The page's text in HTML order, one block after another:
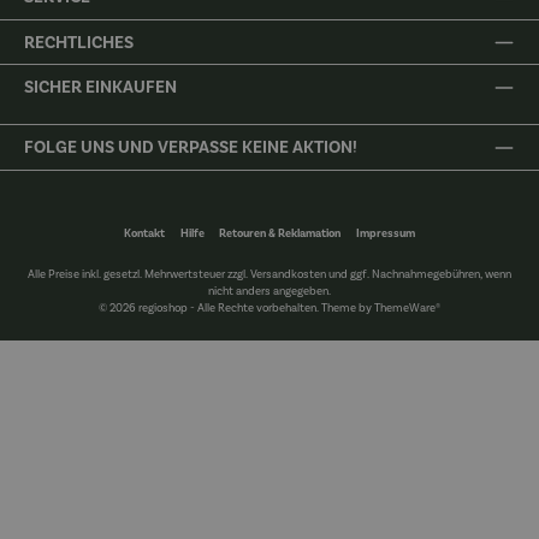
RECHTLICHES
SICHER EINKAUFEN
FOLGE UNS UND VERPASSE KEINE AKTION!
Kontakt Hilfe Retouren & Reklamation Impressum
Alle Preise inkl. gesetzl. Mehrwertsteuer zzgl.Versandkostenund ggf. Nachnahmegebühren, wenn
nicht anders angegeben.
© 2026 regioshop - Alle Rechte vorbehalten. Theme byThemeWare®